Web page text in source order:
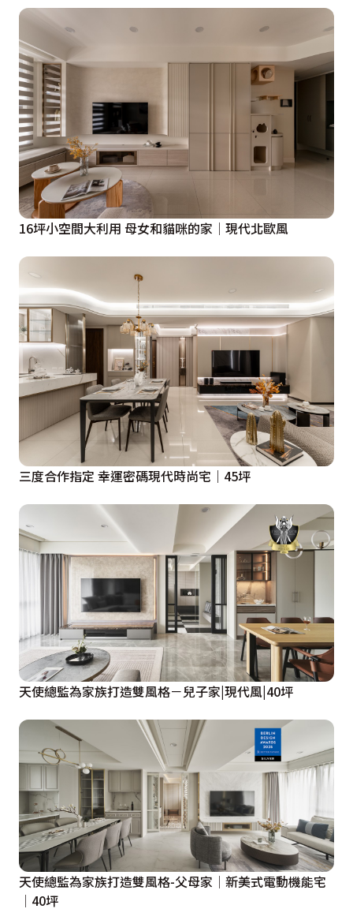
16坪小空間大利用 母女和貓咪的家│現代北歐風
三度合作指定 幸運密碼現代時尚宅｜45坪
天使總監為家族打造雙風格－兒子家|現代風|40坪
天使總監為家族打造雙風格-父母家│新美式電動機能宅
│40坪